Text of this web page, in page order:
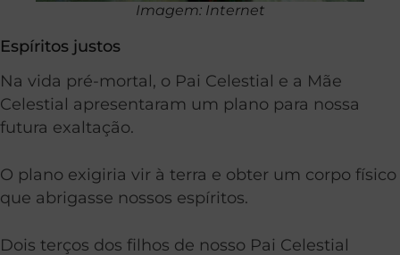
Imagem: Internet
Espíritos justos
Na vida pré-mortal, o Pai Celestial e a Mãe
Celestial apresentaram um plano para nossa
futura exaltação.
O plano exigiria vir à terra e obter um corpo físico
que abrigasse nossos espíritos.
Dois terços dos filhos de nosso Pai Celestial